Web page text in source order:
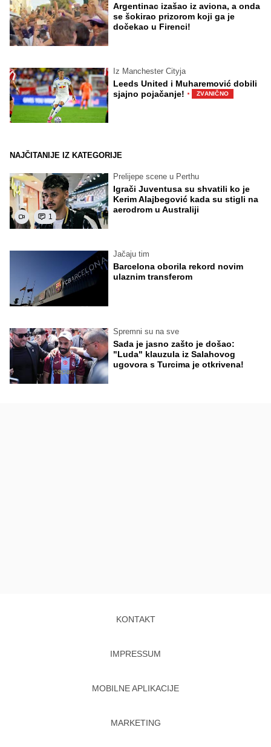
Argentinac izašao iz aviona, a onda
se šokirao prizorom koji ga je
dočekao u Firenci!
Iz Manchester Cityja
Leeds United i Muharemović dobili
sjajno pojačanje! · ZVANIČNO
NAJČITANIJE IZ KATEGORIJE
1
Prelijepe scene u Perthu
Igrači Juventusa su shvatili ko je
Kerim Alajbegović kada su stigli na
aerodrom u Australiji
Jačaju tim
Barcelona oborila rekord novim
ulaznim transferom
Spremni su na sve
Sada je jasno zašto je došao:
"Luda" klauzula iz Salahovog
ugovora s Turcima je otkrivena!
KONTAKT
IMPRESSUM
MOBILNE APLIKACIJE
MARKETING